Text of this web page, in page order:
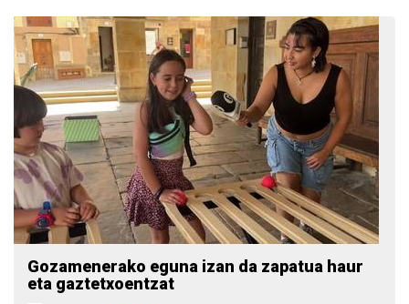
Gozamenerako eguna izan da zapatua haur
eta gaztetxoentzat